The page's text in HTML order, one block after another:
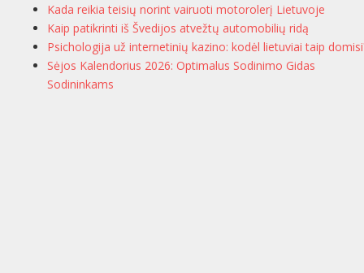
Kada reikia teisių norint vairuoti motorolerį Lietuvoje
Kaip patikrinti iš Švedijos atvežtų automobilių ridą
Psichologija už internetinių kazino: kodėl lietuviai taip
Sėjos Kalendorius 2026: Optimalus Sodinimo Gidas
Sodininkams